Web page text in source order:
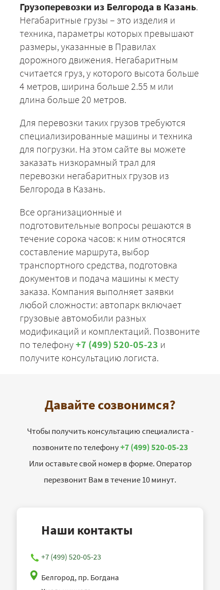
Грузоперевозки из Белгорода в Казань.
Негабаритные грузы – это изделия и
техника, параметры которых превышают
размеры, указанные в Правилах
дорожного движения. Негабаритным
считается груз, у которого высота больше
4 метров, ширина больше 2.55 м или
длина больше 20 метров.
Для перевозки таких грузов требуются
специализированные машины и техника
для погрузки. На этом сайте вы можете
заказать низкорамный трал для
перевозки негабаритных грузов из
Белгорода в Казань.
Все организационные и
подготовительные вопросы решаются в
течение сорока часов: к ним относятся
составление маршрута, выбор
транспортного средства, подготовка
документов и подача машины к месту
заказа. Компания выполняет заявки
любой сложности: автопарк включает
грузовые автомобили разных
модификаций и комплектаций. Позвоните
по телефону+7 (499) 520-05-23 и
получите консультацию логиста.
Давайте созвонимся?
Чтобы получить консультацию специалиста -
позвоните по телефону+7 (499) 520-05-23
Или оставьте свой номер в форме. Оператор
перезвонит Вам в течение 10 минут.
Наши контакты
+7 (499) 520-05-23
Белгород, пр. Богдана